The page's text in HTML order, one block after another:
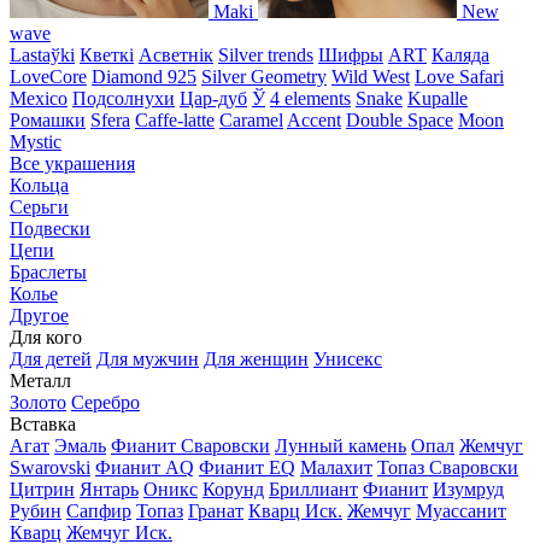
Maki
New
wave
Lastaўki Кветкі Асветнiк Silver trends Шифры ART Каляда
LoveCore Diamond 925 Silver Geometry Wild West Love Safari
Mexico Подсолнухи Цар-дуб Ў 4 elements Snake Kupalle
Ромашки Sfera Caffe-latte Caramel Accent Double Space Moon
Mystic
Все украшения
Кольца
Серьги
Подвески
Цепи
Браслеты
Колье
Другое
Для кого
Для детей Для мужчин Для женщин Унисекс
Металл
Золото Серебро
Вставка
Агат Эмаль Фианит Сваровски Лунный камень Опал Жемчуг
Swarovski Фианит AQ Фианит EQ Малахит Топаз Сваровски
Цитрин Янтарь Оникс Корунд Бриллиант Фианит Изумруд
Рубин Сапфир Топаз Гранат Кварц Иск. Жемчуг Муассанит
Кварц Жемчуг Иск.